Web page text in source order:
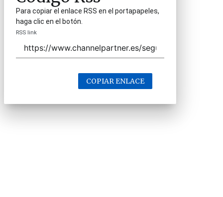
Para copiar el enlace RSS en el portapapeles,
haga clic en el botón.
RSS link
COPIAR ENLACE